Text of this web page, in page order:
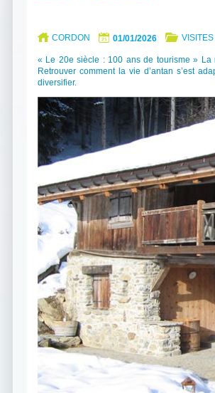
CORDON 01/01/2026
« Le 20e siècle : 100 ans de tourisme » La
Retrouver comment la vie d’antan s’est
diversifier.